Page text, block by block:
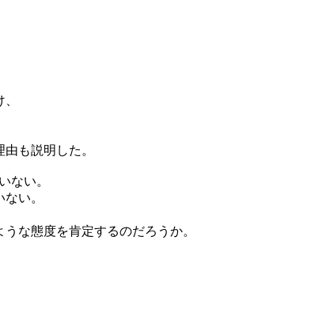
も説明した。
ない。
い。
な態度を肯定するのだろうか。